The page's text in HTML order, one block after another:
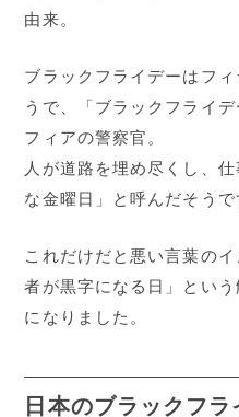
由来。
ブラックフライデーはフ
うで、「ブラックフライ
フィアの警察官。
人が道路を埋め尽くし、
な金曜日」と呼んだそうで
これだけだと悪い言葉の
者が黒字になる日」とい
になりました。
日本のブラックフラ